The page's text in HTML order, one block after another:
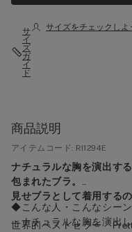
サ
イ
ズ
ガ
イ
ド
サイズをチェックしよ
商品説明
アイテムコード: RI1294E
ナチュラルな胸を演出す
包まれたブラ。
見せブラとして着用する
世界的ベストセラー「
◆こんな人・こんなシー
・ナチュラルな胸を演出